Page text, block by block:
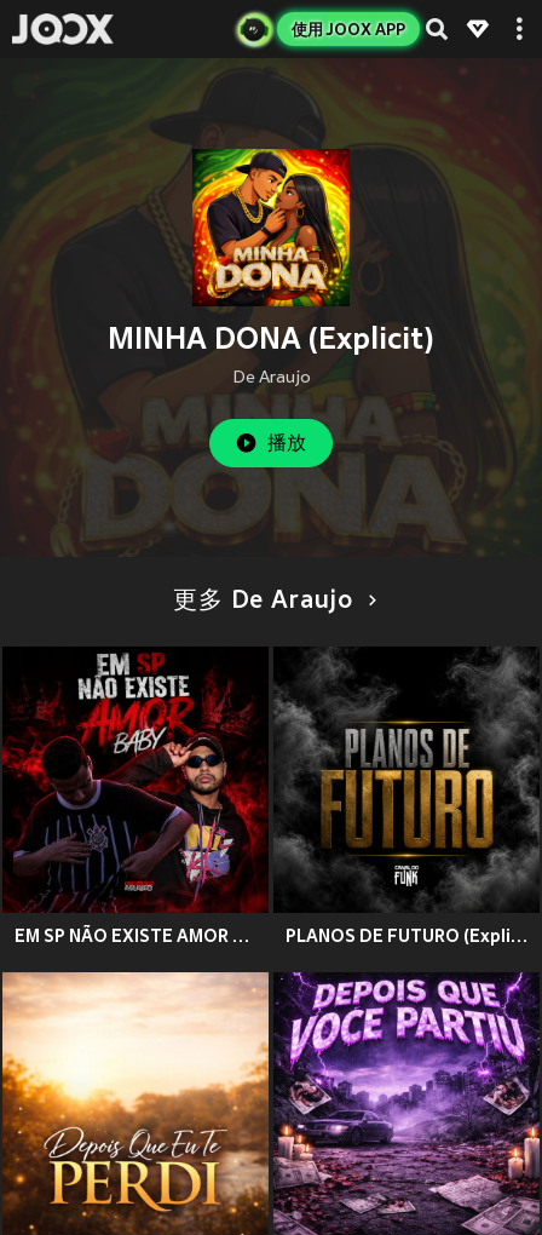
使用 JOOX APP
MINHA DONA (Explicit)
De Araujo
播放
更多 De Araujo
EM SP NÃO EXISTE AMOR BABY (Explicit) PLANOS DE FUTURO (Explicit)